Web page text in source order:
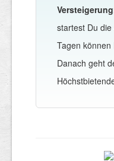
Versteigerung
startest Du
Tagen
Danach geht